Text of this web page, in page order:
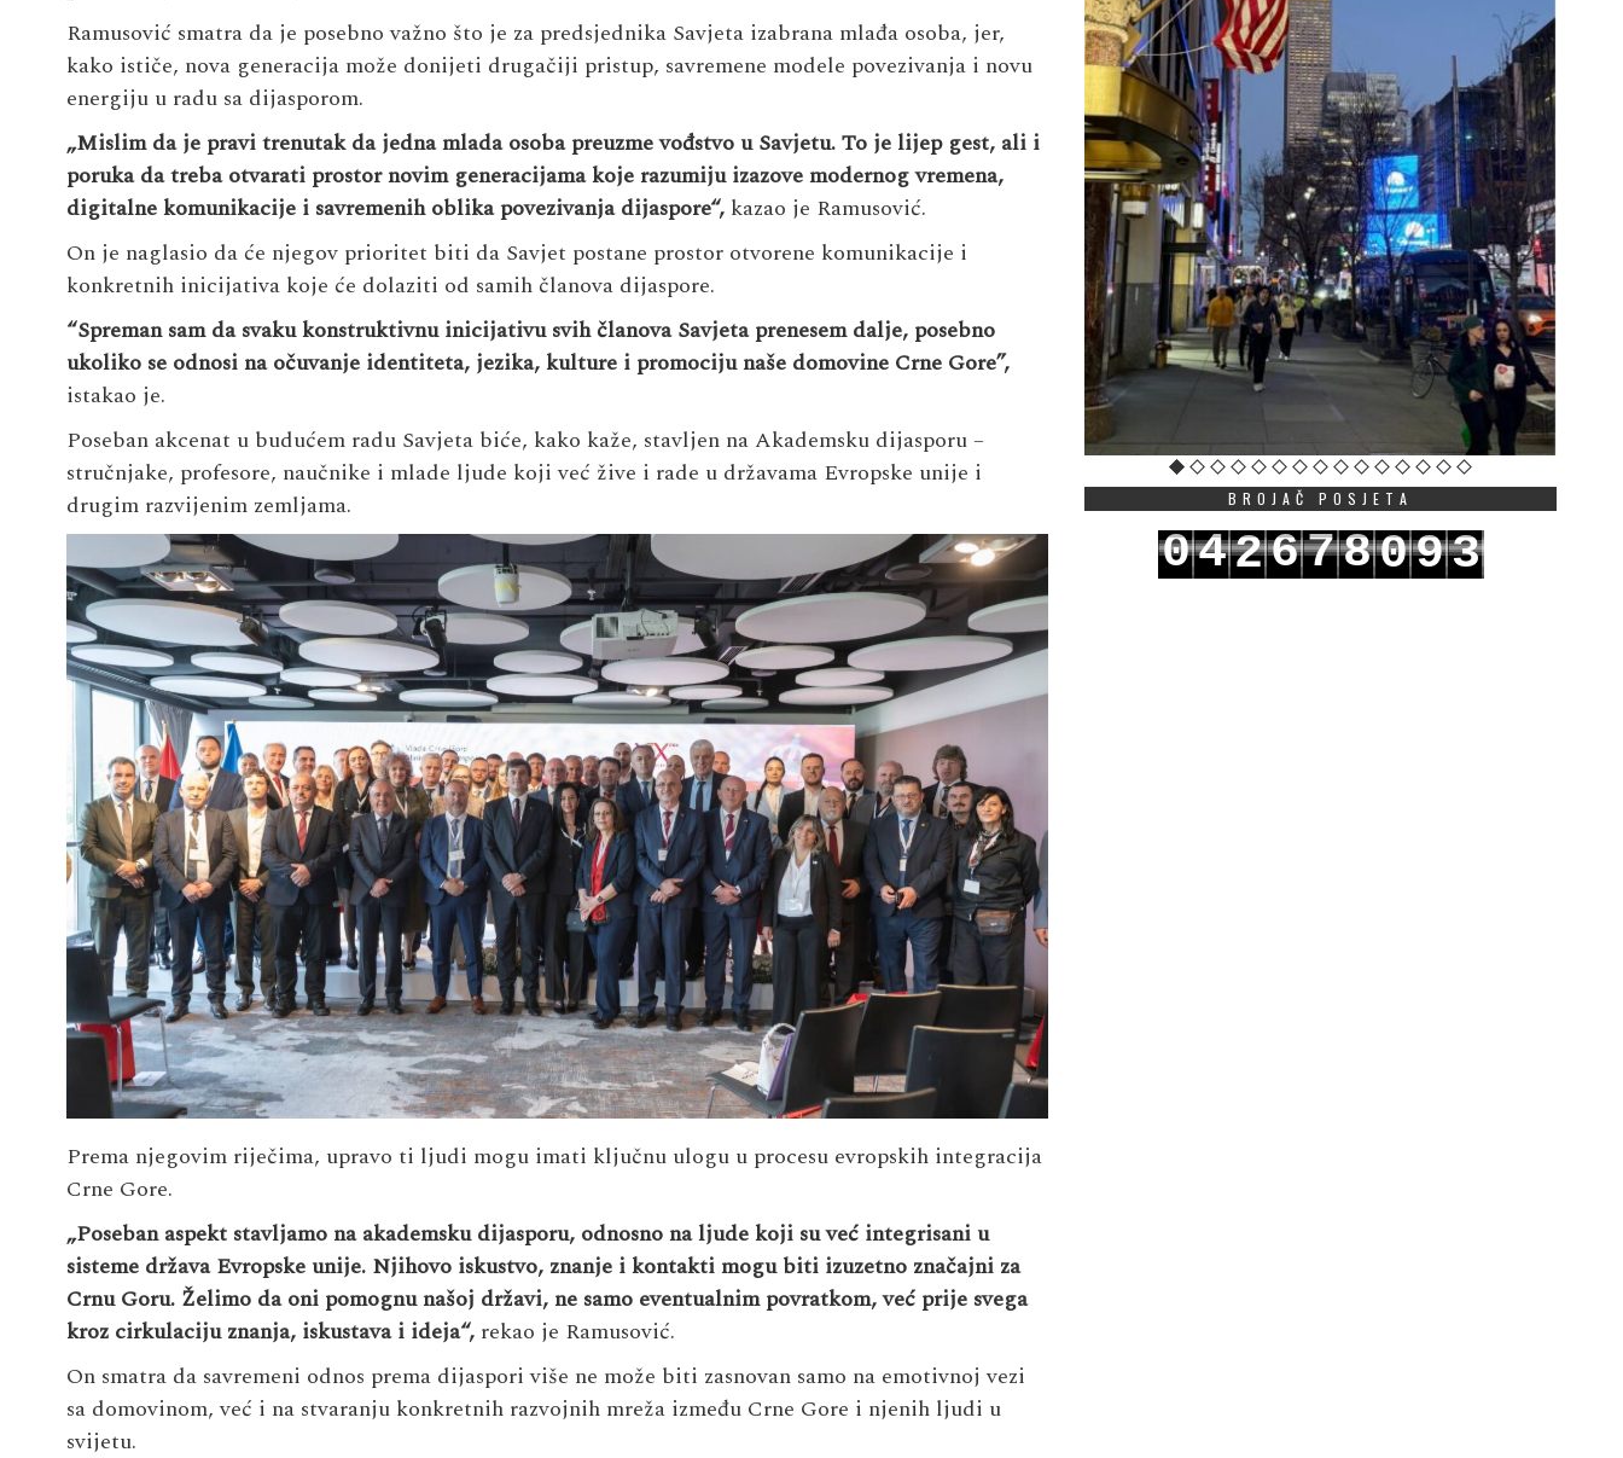
Ramusović smatra da je posebno važno što je za predsjednika Savjeta izabrana mlađa osoba, jer,
kako ističe, nova generacija može donijeti drugačiji pristup, savremene modele povezivanja i novu
energiju u radu sa dijasporom.
„Mislim da je pravi trenutak da jedna mlada osoba preuzme vođstvo u Savjetu. To je lijep gest, ali i
poruka da treba otvarati prostor novim generacijama koje razumiju izazove modernog vremena,
digitalne komunikacije i savremenih oblika povezivanja dijaspore“,kazao je Ramusović.
On je naglasio da će njegov prioritet biti da Savjet postane prostor otvorene komunikacije i
konkretnih inicijativa koje će dolaziti od samih članova dijaspore.
“Spreman sam da svaku konstruktivnu inicijativu svih članova Savjeta prenesem dalje, posebno
ukoliko se odnosi na očuvanje identiteta, jezika, kulture i promociju naše domovine Crne Gore”,
istakao je.
Poseban akcenat u budućem radu Savjeta biće, kako kaže, stavljen na Akademsku dijasporu –
stručnjake, profesore, naučnike i mlade ljude koji već žive i rade u državama Evropske unije i
drugim razvijenim zemljama.
Prema njegovim riječima, upravo ti ljudi mogu imati ključnu ulogu u procesu evropskih integracija
Crne Gore.
„Poseban aspekt stavljamo na akademsku dijasporu, odnosno na ljude koji su već integrisani u
sisteme država Evropske unije. Njihovo iskustvo, znanje i kontakti mogu biti izuzetno značajni za
Crnu Goru. Želimo da oni pomognu našoj državi, ne samo eventualnim povratkom, već prije svega
kroz cirkulaciju znanja, iskustava i ideja“,rekao je Ramusović.
On smatra da savremeni odnos prema dijaspori više ne može biti zasnovan samo na emotivnoj vezi
sa domovinom, već i na stvaranju konkretnih razvojnih mreža između Crne Gore i njenih ljudi u
svijetu.
BROJAČ POSJETA
042678093